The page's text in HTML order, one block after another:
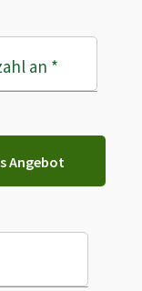
an *
Angebot